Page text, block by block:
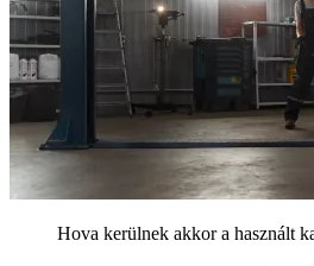
Hova kerülnek akkor a használt